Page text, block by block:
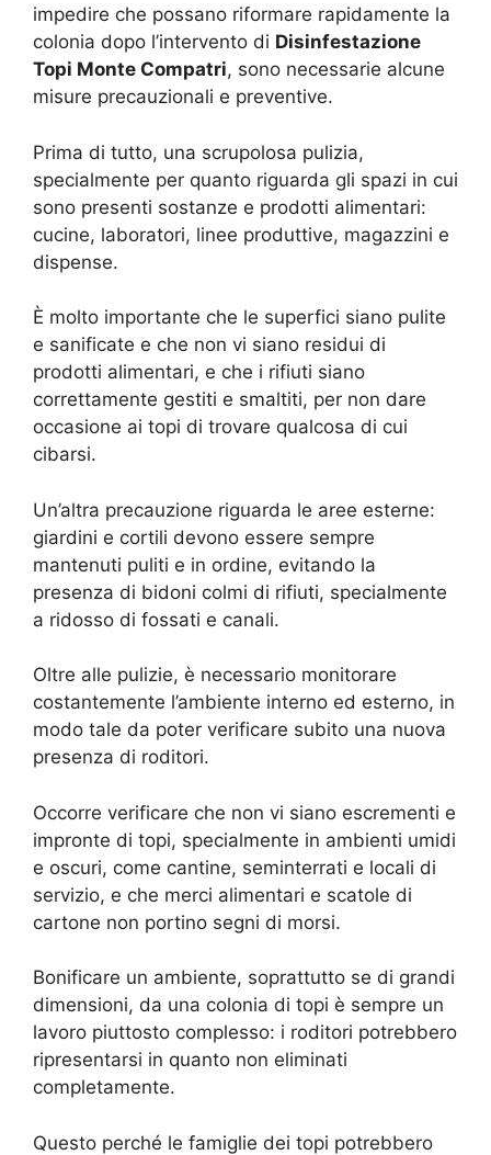
impedire che possano riformare rapidamente la
colonia dopo l’intervento di Disinfestazione
Topi Monte Compatri, sono necessarie alcune
misure precauzionali e preventive.
Prima di tutto, una scrupolosa pulizia,
specialmente per quanto riguarda gli spazi in cui
sono presenti sostanze e prodotti alimentari:
cucine, laboratori, linee produttive, magazzini e
dispense.
È molto importante che le superfici siano pulite
e sanificate e che non vi siano residui di
prodotti alimentari, e che i rifiuti siano
correttamente gestiti e smaltiti, per non dare
occasione ai topi di trovare qualcosa di cui
cibarsi.
Un’altra precauzione riguarda le aree esterne:
giardini e cortili devono essere sempre
mantenuti puliti e in ordine, evitando la
presenza di bidoni colmi di rifiuti, specialmente
a ridosso di fossati e canali.
Oltre alle pulizie, è necessario monitorare
costantemente l’ambiente interno ed esterno, in
modo tale da poter verificare subito una nuova
presenza di roditori.
Occorre verificare che non vi siano escrementi e
impronte di topi, specialmente in ambienti umidi
e oscuri, come cantine, seminterrati e locali di
servizio, e che merci alimentari e scatole di
cartone non portino segni di morsi.
Bonificare un ambiente, soprattutto se di grandi
dimensioni, da una colonia di topi è sempre un
lavoro piuttosto complesso: i roditori potrebbero
ripresentarsi in quanto non eliminati
completamente.
Questo perché le famiglie dei topi potrebbero